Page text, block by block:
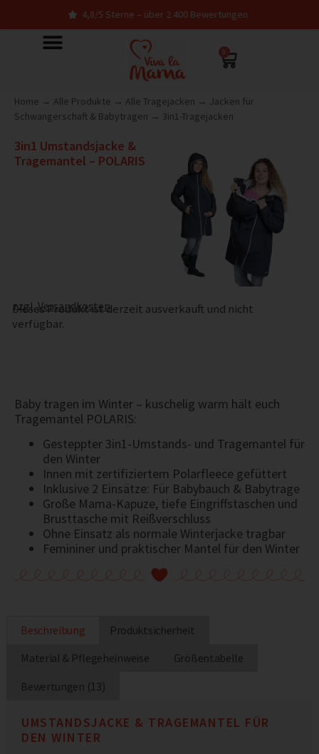
4,8/5 Sterne – über 2.400 Bewertungen
0
Home → Alle Produkte → Alle Tragejacken → Jacken für
Schwangerschaft & Babytragen → 3in1-Tragejacken
3in1 Umstandsjacke &
Tragemantel – POLARIS
zzgl.Versandkosten
Dieses Produkt ist derzeit ausverkauft und nicht
verfügbar.
Baby tragen im Winter – kuschelig warm hält euch
Tragemantel POLARIS:
Gesteppter 3in1-Umstands- und Tragemantel für
den Winter
Innen mit zertifiziertem Polarfleece gefüttert
Inklusive 2 Einsätze: Für Babybauch & Babytrage
Große Mama-Kapuze, tiefe Eingriffstaschen und
Brusttasche mit Reißverschluss
Ohne Einsatz als normale Winterjacke tragbar
Femininer und praktischer Mantel für den Winter
Beschreibung
Produktsicherheit
Material & Pflegeheinweise
Größentabelle
Bewertungen (13)
UMSTANDSJACKE & TRAGEMANTEL FÜR
DEN WINTER